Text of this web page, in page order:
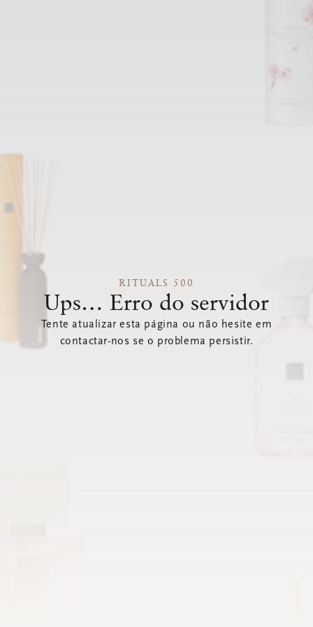
RITUALS 500
Ups… Erro do servidor
Tente atualizar esta página ou não hesite em
contactar-nos se o problema persistir.